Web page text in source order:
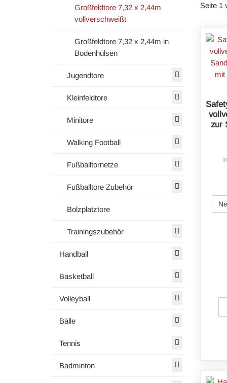
Seite 1
zur
Großfeldtore 7,32 x 2,44m
vollverschweißt
Großfeldtore 7,32 x 2,44m in
Bodenhülsen
Jugendtore
Kleinfeldtore
Minitore
Walking Football
Fußballtornetze
Fußballtore Zubehör
Bolzplatztore
Trainingszubehör
Handball
Basketball
Volleyball
Bälle
Tennis
Badminton